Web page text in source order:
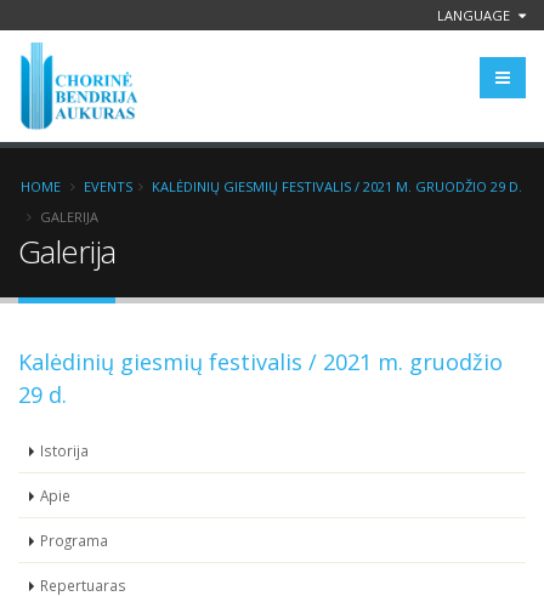
LANGUAGE
HOME EVENTS
KALĖDINIŲ GIESMIŲ FESTIVALIS / 2021 M. GRUODŽIO 29 D.
GALERIJA
Galerija
Kalėdinių giesmių festivalis / 2021 m. gruodžio
29 d.
Istorija
Apie
Programa
Repertuaras